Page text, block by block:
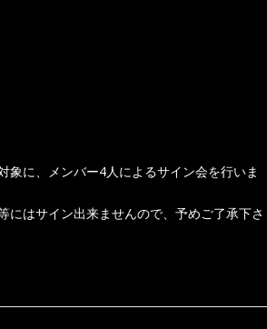
象に、メンバー4人によるサイン会を行いま
にはサイン出来ませんので、予めご了承下さ